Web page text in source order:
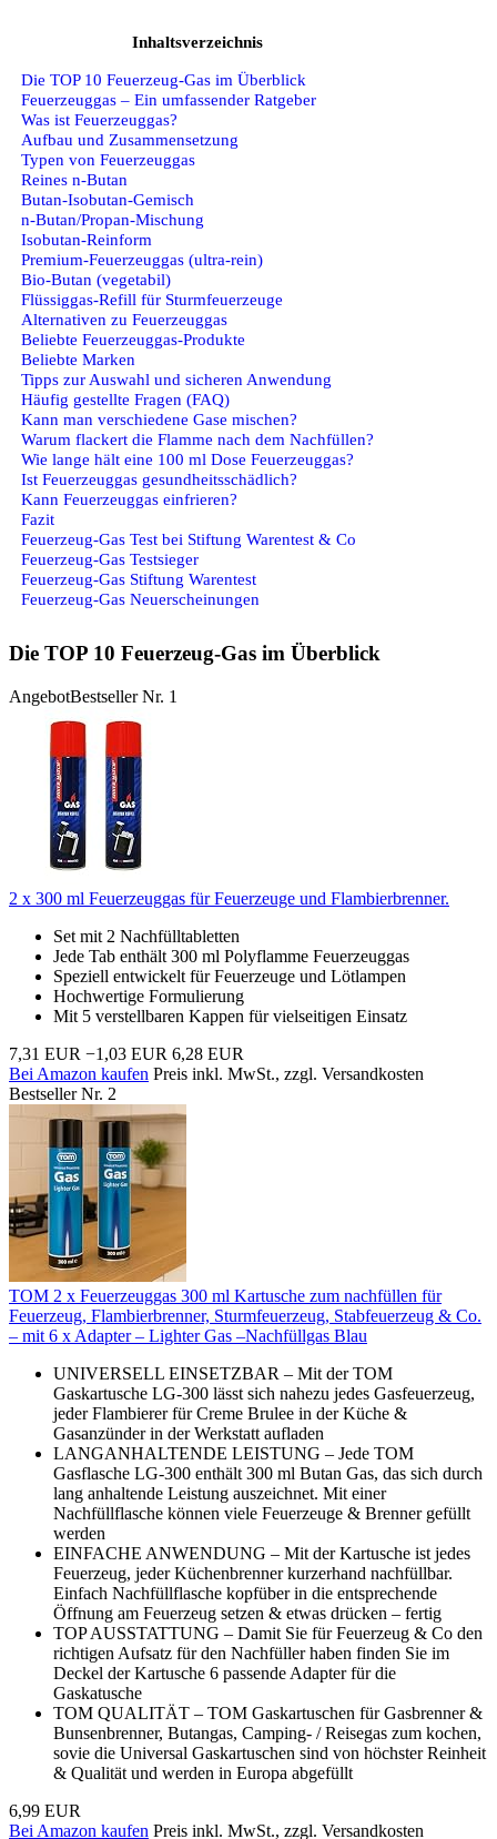
Inhaltsverzeichnis
Die TOP 10 Feuerzeug-Gas im Überblick
Feuerzeuggas – Ein umfassender Ratgeber
Was ist Feuerzeuggas?
Aufbau und Zusammensetzung
Typen von Feuerzeuggas
Reines n‑Butan
Butan‑Isobutan‑Gemisch
n‑Butan/Propan‑Mischung
Isobutan‑Reinform
Premium‑Feuerzeuggas (ultra‑rein)
Bio‑Butan (vegetabil)
Flüssiggas‑Refill für Sturmfeuerzeuge
Alternativen zu Feuerzeuggas
Beliebte Feuerzeuggas‑Produkte
Beliebte Marken
Tipps zur Auswahl und sicheren Anwendung
Häufig gestellte Fragen (FAQ)
Kann man verschiedene Gase mischen?
Warum flackert die Flamme nach dem Nachfüllen?
Wie lange hält eine 100 ml Dose Feuerzeuggas?
Ist Feuerzeuggas gesundheitsschädlich?
Kann Feuerzeuggas einfrieren?
Fazit
Feuerzeug-Gas Test bei Stiftung Warentest & Co
Feuerzeug-Gas Testsieger
Feuerzeug-Gas Stiftung Warentest
Feuerzeug-Gas Neuerscheinungen
Die TOP 10 Feuerzeug-Gas im Überblick
AngebotBestseller Nr. 1
2 x 300 ml Feuerzeuggas für Feuerzeuge und Flambierbrenner.
Set mit 2 Nachfülltabletten
Jede Tab enthält 300 ml Polyflamme Feuerzeuggas
Speziell entwickelt für Feuerzeuge und Lötlampen
Hochwertige Formulierung
Mit 5 verstellbaren Kappen für vielseitigen Einsatz
7,31 EUR −1,03 EUR 6,28 EUR
Bei Amazon kaufen Preis inkl. MwSt., zzgl. Versandkosten
Bestseller Nr. 2
TOM 2 x Feuerzeuggas 300 ml Kartusche zum nachfüllen für
Feuerzeug, Flambierbrenner, Sturmfeuerzeug, Stabfeuerzeug & Co.
– mit 6 x Adapter – Lighter Gas –Nachfüllgas Blau
UNIVERSELL EINSETZBAR – Mit der TOM
Gaskartusche LG-300 lässt sich nahezu jedes Gasfeuerzeug,
jeder Flambierer für Creme Brulee in der Küche &
Gasanzünder in der Werkstatt aufladen
LANGANHALTENDE LEISTUNG – Jede TOM
Gasflasche LG-300 enthält 300 ml Butan Gas, das sich durch
lang anhaltende Leistung auszeichnet. Mit einer
Nachfüllflasche können viele Feuerzeuge & Brenner gefüllt
werden
EINFACHE ANWENDUNG – Mit der Kartusche ist jedes
Feuerzeug, jeder Küchenbrenner kurzerhand nachfüllbar.
Einfach Nachfüllflasche kopfüber in die entsprechende
Öffnung am Feuerzeug setzen & etwas drücken – fertig
TOP AUSSTATTUNG – Damit Sie für Feuerzeug & Co den
richtigen Aufsatz für den Nachfüller haben finden Sie im
Deckel der Kartusche 6 passende Adapter für die
Gaskatusche
TOM QUALITÄT – TOM Gaskartuschen für Gasbrenner &
Bunsenbrenner, Butangas, Camping- / Reisegas zum kochen,
sovie die Universal Gaskartuschen sind von höchster Reinheit
& Qualität und werden in Europa abgefüllt
6,99 EUR
Bei Amazon kaufen Preis inkl. MwSt., zzgl. Versandkosten